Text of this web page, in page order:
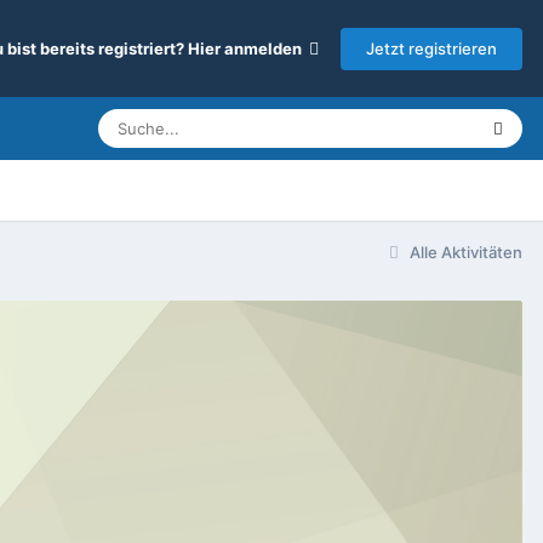
bist bereits registriert? Hier anmelden Jetzt registrieren
Alle Aktivitäten